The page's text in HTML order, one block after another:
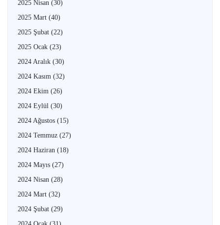
2025 Nisan (30)
2025 Mart (40)
2025 Şubat (22)
2025 Ocak (23)
2024 Aralık (30)
2024 Kasım (32)
2024 Ekim (26)
2024 Eylül (30)
2024 Ağustos (15)
2024 Temmuz (27)
2024 Haziran (18)
2024 Mayıs (27)
2024 Nisan (28)
2024 Mart (32)
2024 Şubat (29)